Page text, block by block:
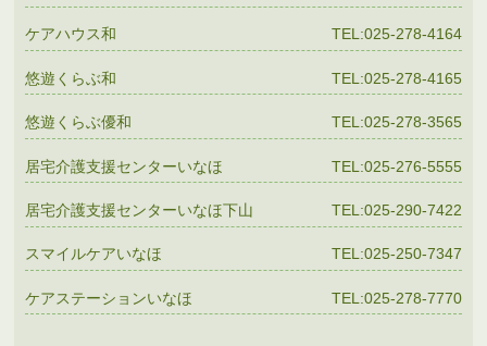
ケアハウス和 TEL:025-278-4164
悠遊くらぶ和 TEL:025-278-4165
悠遊くらぶ優和 TEL:025-278-3565
居宅介護支援センターいなほ TEL:025-276-5555
居宅介護支援センターいなほ下山 TEL:025-290-7422
スマイルケアいなほ TEL:025-250-7347
ケアステーションいなほ TEL:025-278-7770